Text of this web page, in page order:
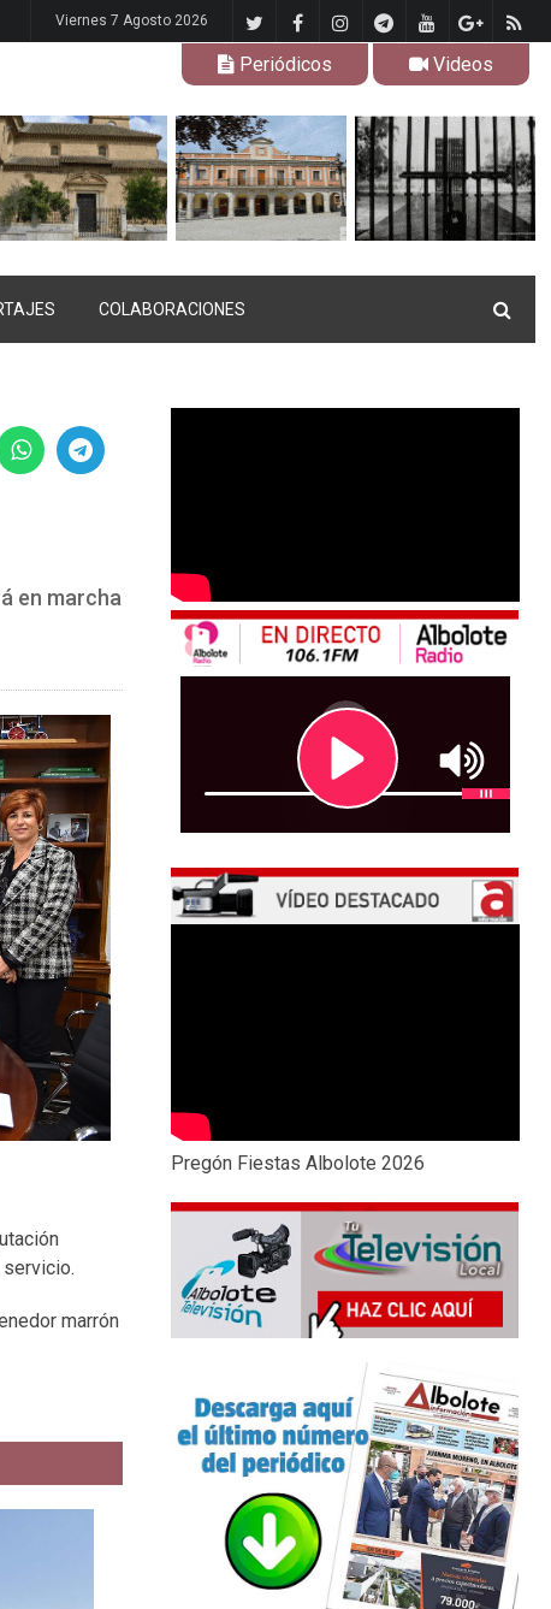
Viernes 7 Agosto 2026
Periódicos Videos
COLABORACIONES
en marcha
marrón
Pregón Fiestas Albolote 2026